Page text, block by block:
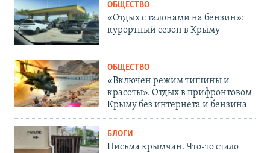
ОБЩЕСТВО
«Отдых с талонами на бензин»:
курортный сезон в Крыму
ОБЩЕСТВО
«Включен режим тишины и
красоты». Отдых в прифронтовом
Крыму без интернета и бензина
БЛОГИ
Письма крымчан. Что-то стало